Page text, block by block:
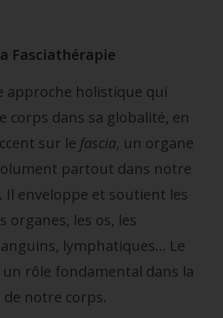
Fasciathérapie
approche holistique qui
corps dans sa globalité, en
sur le fascia, un organe
partout dans notre
Il enveloppe et soutient les
organes, les os, les
lymphatiques… Le
un rôle fondamental dans la
notre corps.